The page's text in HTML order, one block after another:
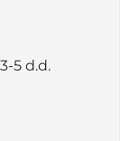
5 d.d.